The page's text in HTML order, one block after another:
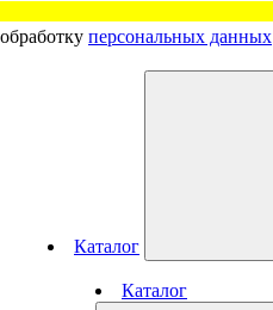
обработку персональных данных
Каталог
Каталог